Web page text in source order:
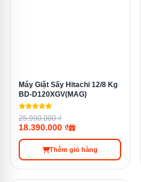
lạnh
23 dB
Chống bám
bẩn
Magic
Máy Giặt Sấy Hitachi 12/8 Kg
BD-D120XGV(MAG)
25.990.000 ₫
18.390.000 ₫
Thêm giỏ hàng